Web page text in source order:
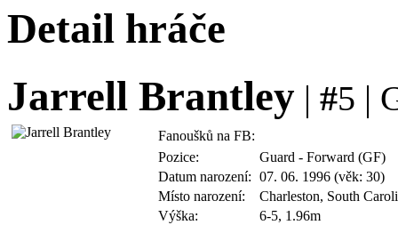
Detail hráče
Jarrell Brantley | #5 |
Fanoušků na FB:
Pozice:
Guard - Forward (GF)
Datum narození: 07. 06. 1996 (věk: 30)
Místo narození:
Charleston, South
Výška:
6-5, 1.96m